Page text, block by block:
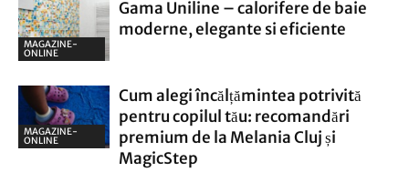
MAGAZINE-
ONLINE
Gama Uniline – calorifere de baie
moderne, elegante si eficiente
MAGAZINE-
ONLINE
Cum alegi încălțămintea potrivită
pentru copilul tău: recomandări
premium de la Melania Cluj și
MagicStep